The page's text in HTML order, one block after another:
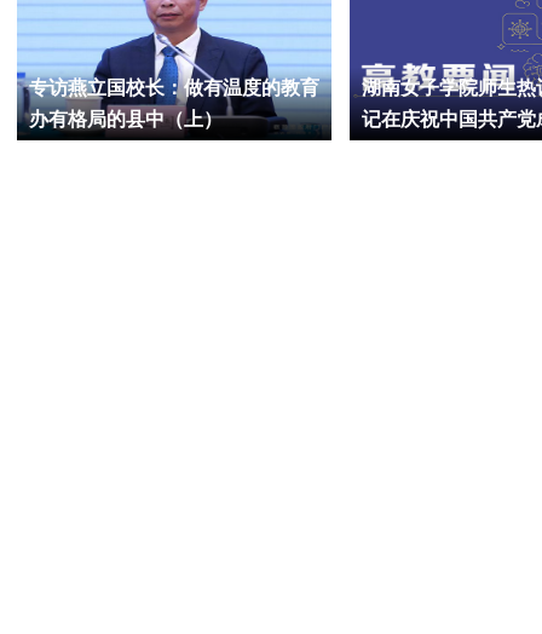
专访燕立国校长：做有温度的教育
办有格局的县中（上）
湖南女子学院师生热
记在庆祝中国共产党